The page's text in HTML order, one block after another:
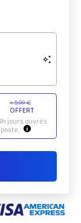
+5.99 €
OFFERT
jours ouvrés